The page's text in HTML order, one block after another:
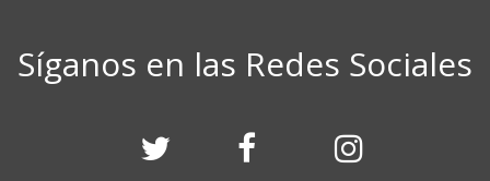
Síganos en las Redes Sociales